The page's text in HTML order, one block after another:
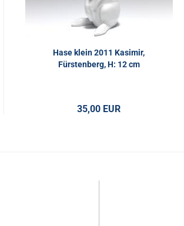
Hase klein 2011 Kasimir,
Fürstenberg, H: 12 cm
35,00 EUR